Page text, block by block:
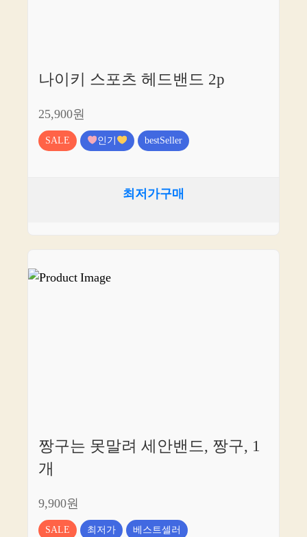
나이키 스포츠 헤드밴드 2p
25,900원
SALE 인기 bestSeller
최저가구매
짱구는 못말려 세안밴드, 짱구, 1
개
9,900원
SALE 최저가 베스트셀러